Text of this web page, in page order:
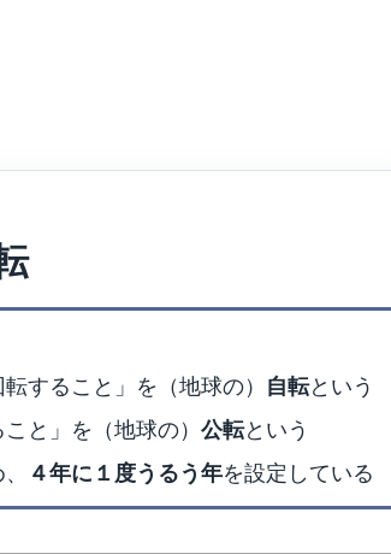
すること」を（地球の） 自転という
と」を（地球の） 公転という
４年に１度うるう年を設定している